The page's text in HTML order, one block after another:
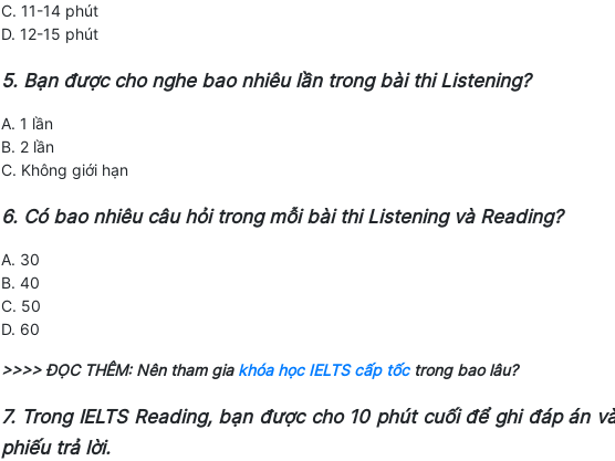
C. 11-14 phút
D. 12-15 phút
5. Bạn được cho nghe bao nhiêu lần trong bài thi Listening?
A. 1 lần
B. 2 lần
C. Không giới hạn
6. Có bao nhiêu câu hỏi trong mỗi bài thi Listening và Reading?
A. 30
B. 40
C. 50
D. 60
>>>> ĐỌC THÊM: Nên tham gia khóa học IELTS cấp tốctrong bao lâu?
7. Trong IELTS Reading, bạn được cho 10 phút cuối để ghi đáp án
phiếu trả lời.